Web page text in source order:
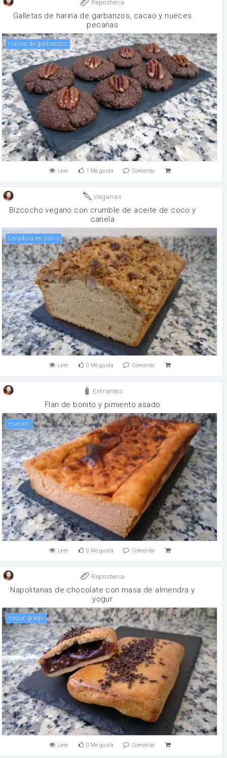
Reposteria
Galletas de harina de garbanzos, cacao y nueces
pecanas
Harina de garbanzos
Leer 1 Me gusta Comentar
Veganas
Bizcocho vegano con crumble de aceite de coco y
canela
levadura en polvo
Leer 0 Me gusta Comentar
Entrantes
Flan de bonito y pimiento asado
huevos
Leer 0 Me gusta Comentar
Reposteria
Napolitanas de chocolate con masa de almendra y
yogur
yogur griego
Leer 0 Me gusta Comentar